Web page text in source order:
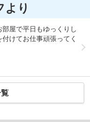
より
屋で平日もゆっくりし
けてお仕事頑張ってく